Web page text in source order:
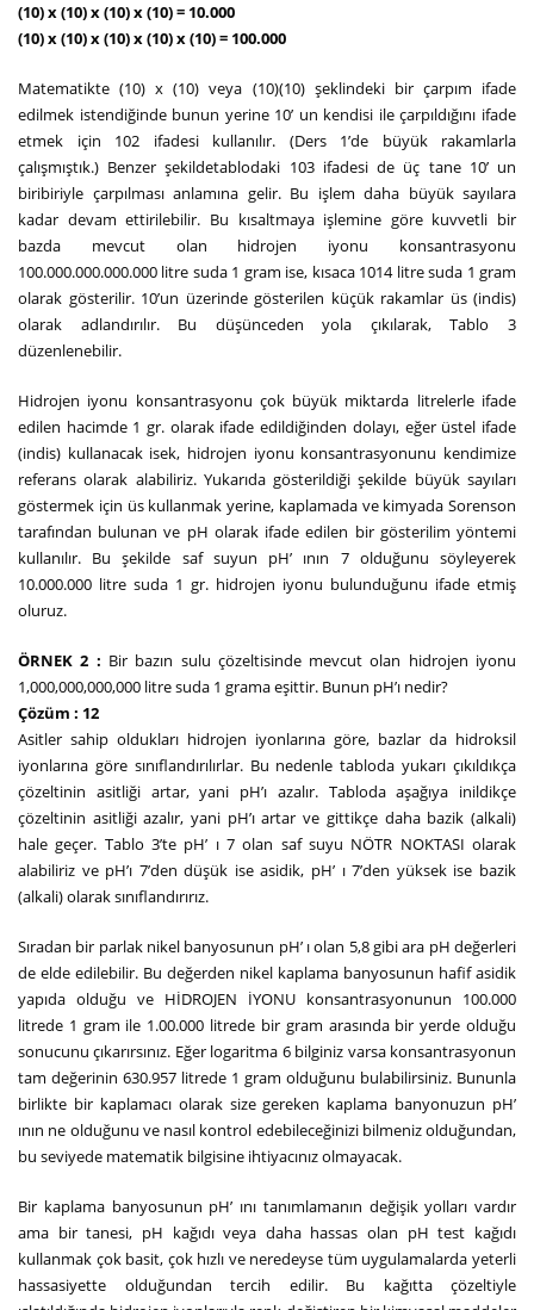
(10) x (10) x (10) x (10) = 10.000
(10) x (10) x (10) x (10) x (10) = 100.000
Matematikte (10) x (10) veya (10)(10) şeklindeki bir çarpım ifade
edilmek istendiğinde bunun yerine 10’ un kendisi ile çarpıldığını ifade
etmek için 102 ifadesi kullanılır. (Ders 1’de büyük rakamlarla
çalışmıştık.) Benzer şekildetablodaki 103 ifadesi de üç tane 10’ un
biribiriyle çarpılması anlamına gelir. Bu işlem daha büyük sayılara
kadar devam ettirilebilir. Bu kısaltmaya işlemine göre kuvvetli bir
bazda mevcut olan hidrojen iyonu konsantrasyonu
100.000.000.000.000 litre suda 1 gram ise, kısaca 1014 litre suda 1 gram
olarak gösterilir. 10’un üzerinde gösterilen küçük rakamlar üs (indis)
olarak adlandırılır. Bu düşünceden yola çıkılarak, Tablo 3
düzenlenebilir.
Hidrojen iyonu konsantrasyonu çok büyük miktarda litrelerle ifade
edilen hacimde 1 gr. olarak ifade edildiğinden dolayı, eğer üstel ifade
(indis) kullanacak isek, hidrojen iyonu konsantrasyonunu kendimize
referans olarak alabiliriz. Yukarıda gösterildiği şekilde büyük sayıları
göstermek için üs kullanmak yerine, kaplamada ve kimyada Sorenson
tarafından bulunan ve pH olarak ifade edilen bir gösterilim yöntemi
kullanılır. Bu şekilde saf suyun pH’ ının 7 olduğunu söyleyerek
10.000.000 litre suda 1 gr. hidrojen iyonu bulunduğunu ifade etmiş
oluruz.
ÖRNEK 2 : Bir bazın sulu çözeltisinde mevcut olan hidrojen iyonu
1,000,000,000,000 litre suda 1 grama eşittir. Bunun pH’ı nedir?
Çözüm : 12
Asitler sahip oldukları hidrojen iyonlarına göre, bazlar da hidroksil
iyonlarına göre sınıflandırılırlar. Bu nedenle tabloda yukarı çıkıldıkça
çözeltinin asitliği artar, yani pH’ı azalır. Tabloda aşağıya inildikçe
çözeltinin asitliği azalır, yani pH’ı artar ve gittikçe daha bazik (alkali)
hale geçer. Tablo 3’te pH’ ı 7 olan saf suyu NÖTR NOKTASI olarak
alabiliriz ve pH’ı 7’den düşük ise asidik, pH’ ı 7’den yüksek ise bazik
(alkali) olarak sınıflandırırız.
Sıradan bir parlak nikel banyosunun pH’ ı olan 5,8 gibi ara pH değerleri
de elde edilebilir. Bu değerden nikel kaplama banyosunun hafif asidik
yapıda olduğu ve HİDROJEN İYONU konsantrasyonunun 100.000
litrede 1 gram ile 1.00.000 litrede bir gram arasında bir yerde olduğu
sonucunu çıkarırsınız. Eğer logaritma 6 bilginiz varsa konsantrasyonun
tam değerinin 630.957 litrede 1 gram olduğunu bulabilirsiniz. Bununla
birlikte bir kaplamacı olarak size gereken kaplama banyonuzun pH’
ının ne olduğunu ve nasıl kontrol edebileceğinizi bilmeniz olduğundan,
bu seviyede matematik bilgisine ihtiyacınız olmayacak.
Bir kaplama banyosunun pH’ ını tanımlamanın değişik yolları vardır
ama bir tanesi, pH kağıdı veya daha hassas olan pH test kağıdı
kullanmak çok basit, çok hızlı ve neredeyse tüm uygulamalarda yeterli
hassasiyette olduğundan tercih edilir. Bu kağıtta çözeltiyle